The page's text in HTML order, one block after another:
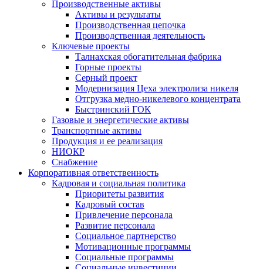
Производственные активы
Активы и результаты
Производственная цепочка
Производственная деятельность
Ключевые проекты
Талнахская обогатительная фабрика
Горные проекты
Серный проект
Модернизация Цеха электролиза никеля
Отгрузка медно-никелевого концентрата
Быстринский ГОК
Газовые и энергетические активы
Транспортные активы
Продукция и ее реализация
НИОКР
Снабжение
Корпоративная ответственность
Кадровая и социальная политика
Приоритеты развития
Кадровый состав
Привлечение персонала
Развитие персонала
Социальное партнерство
Мотивационные программы
Социальные программы